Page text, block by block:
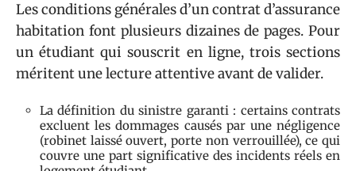
Les conditions générales d’un contrat d’assurance
habitation font plusieurs dizaines de pages. Pour
un étudiant qui souscrit en ligne, trois sections
méritent une lecture attentive avant de valider.
La définition du sinistre garanti : certains contrats
excluent les dommages causés par une négligence
(robinet laissé ouvert, porte non verrouillée), ce qui
couvre une part significative des incidents réels en